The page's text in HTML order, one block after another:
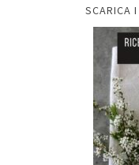
SCARICA